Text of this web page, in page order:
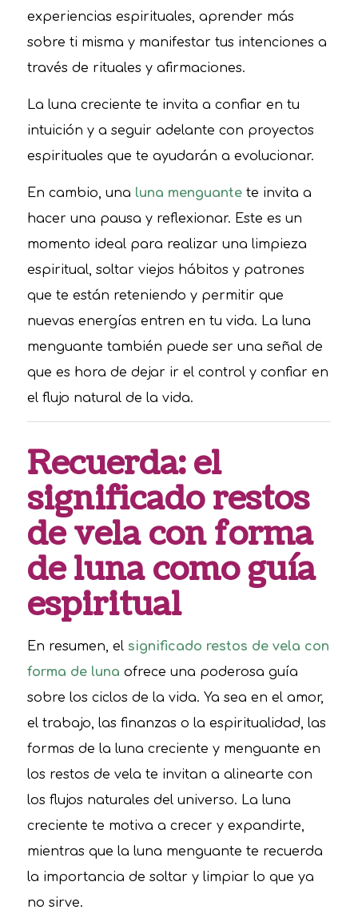
experiencias espirituales, aprender más
sobre ti misma y manifestar tus intenciones a
través de rituales y afirmaciones.
La luna creciente te invita a confiar en tu
intuición y a seguir adelante con proyectos
espirituales que te ayudarán a evolucionar.
En cambio, una luna menguantete invita a
hacer una pausa y reflexionar. Este es un
momento ideal para realizar una limpieza
espiritual, soltar viejos hábitos y patrones
que te están reteniendo y permitir que
nuevas energías entren en tu vida. La luna
menguante también puede ser una señal de
que es hora de dejar ir el control y confiar en
el flujo natural de la vida.
Recuerda: el
significado restos
de vela con forma
de luna como guía
espiritual
En resumen, el significado restos de vela con
forma de luna ofrece una poderosa guía
sobre los ciclos de la vida. Ya sea en el amor,
el trabajo, las finanzas o la espiritualidad, las
formas de la luna creciente y menguante en
los restos de vela te invitan a alinearte con
los flujos naturales del universo. La luna
creciente te motiva a crecer y expandirte,
mientras que la luna menguante te recuerda
la importancia de soltar y limpiar lo que ya
no sirve.